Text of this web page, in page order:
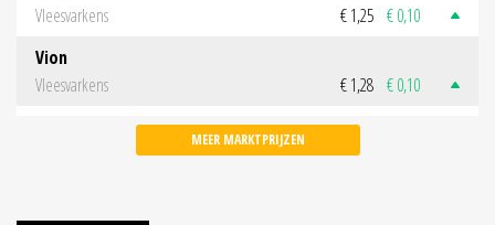
Vleesvarkens
€ 1,25 € 0,10
Vion
Vleesvarkens
€ 1,28 € 0,10
MEER MARKTPRIJZEN